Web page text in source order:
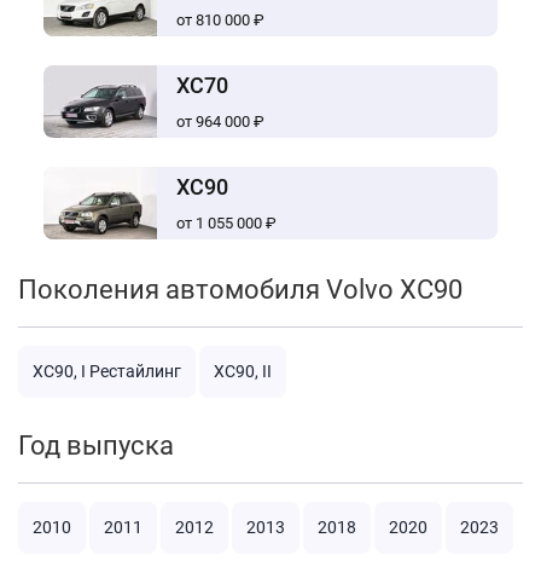
от 810 000 ₽
XC70
от 964 000 ₽
XC90
от 1 055 000 ₽
Поколения автомобиля Volvo XC90
XC90, I Рестайлинг XC90, II
Год выпуска
2010 2011 2012 2013 2018 2020 2023